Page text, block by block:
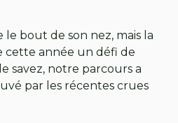
bout de son nez, mais la
cette année un défi de
savez, notre parcours a
par les récentes crues
de l’évolution de la